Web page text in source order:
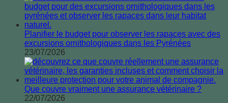
Planifier le budget pour observer les rapaces avec des
excursions ornithologiques dans les Pyrénées
23/07/2026
Que couvre vraiment une assurance vétérinaire ?
22/07/2026